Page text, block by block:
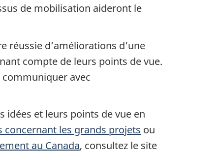
de mobilisation aideront le
réussie d’améliorations d’une
compte de leurs points de vue.
avec
idées et leurs points de vue en
les grands projets ou
au Canada, consultez le site